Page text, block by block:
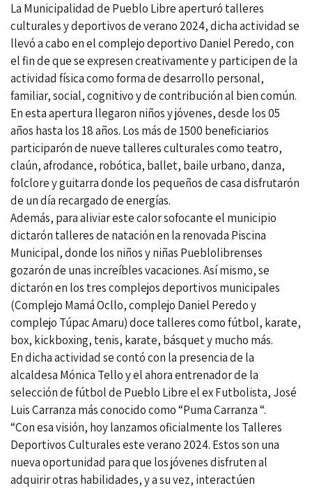
La Municipalidad de Pueblo Libre aperturó talleres
culturales y deportivos de verano 2024, dicha actividad se
llevó a cabo en el complejo deportivo Daniel Peredo, con
el fin de que se expresen creativamente y participen de la
actividad física como forma de desarrollo personal,
familiar, social, cognitivo y de contribución al bien común.
En esta apertura llegaron niños y jóvenes, desde los 05
años hasta los 18 años. Los más de 1500 beneficiarios
participarón de nueve talleres culturales como teatro,
claún, afrodance, robótica, ballet, baile urbano, danza,
folclore y guitarra donde los pequeños de casa disfrutarón
de un día recargado de energías.
Además, para aliviar este calor sofocante el municipio
dictarón talleres de natación en la renovada Piscina
Municipal, donde los niños y niñas Pueblolibrenses
gozarón de unas increíbles vacaciones. Así mismo, se
dictarón en los tres complejos deportivos municipales
(Complejo Mamá Ocllo, complejo Daniel Peredo y
complejo Túpac Amaru) doce talleres como fútbol, karate,
box, kickboxing, tenis, karate, básquet y mucho más.
En dicha actividad se contó con la presencia de la
alcaldesa Mónica Tello y el ahora entrenador de la
selección de fútbol de Pueblo Libre el ex Futbolista, José
Luis Carranza más conocido como “Puma Carranza “.
“Con esa visión, hoy lanzamos oficialmente los Talleres
Deportivos Culturales este verano 2024. Estos son una
nueva oportunidad para que los jóvenes disfruten al
adquirir otras habilidades, y a su vez, interactúen